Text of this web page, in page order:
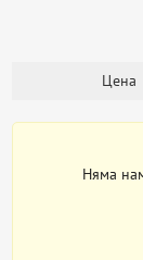
Цена
Няма